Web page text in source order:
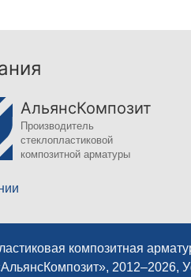
АльянсКомпозит
Производитель
стеклопластиковой
композитной арматуры
композитная
2012–2026,